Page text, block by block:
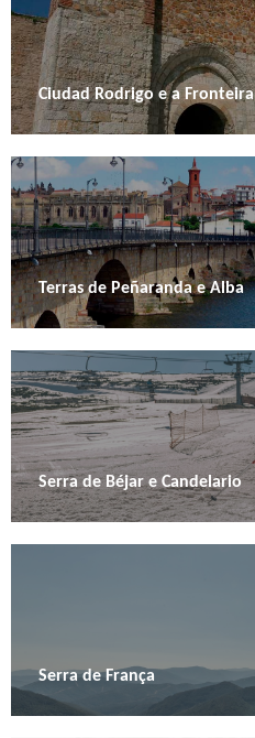
Ciudad Rodrigo e a Fronteira
Terras de Peñaranda e Alba
Serra de Béjar e Candelario
Serra de França